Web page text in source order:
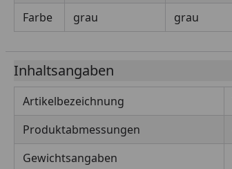
Farbe
grau grau
Inhaltsangaben
Artikelbezeichnung
Produktabmessungen
Gewichtsangaben